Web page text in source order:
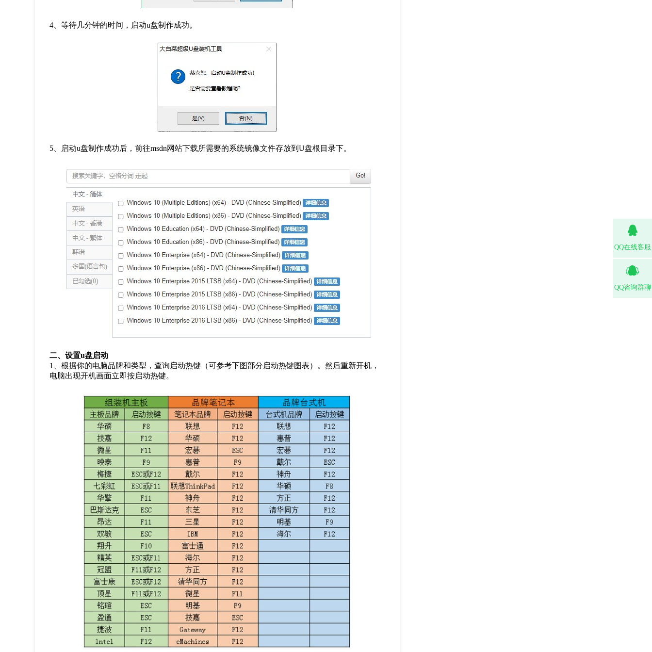
4 、等待几分钟的时间，启动u盘制作成功。
5 、启动u盘制作成功后，前往msdn网站下载所需要的系统镜像文件存放到U盘根目录下。
二、设置u盘启动
1
、根据你的电脑品牌和类型，查询启动热键（可参考下图部分启动热键图表）。然后重新开机，
电脑出现开机画面立即按启动热键。
QQ在线客服
QQ咨询群聊